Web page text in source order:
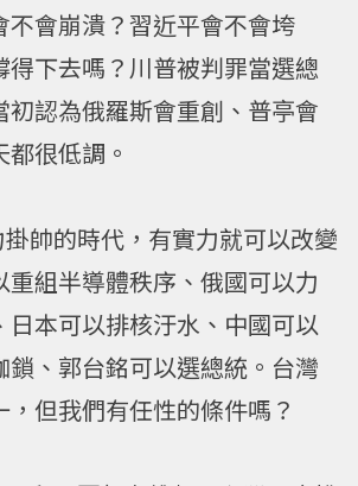
不會崩潰？習近平會不會垮
得下去嗎？川普被判罪當選總
初認為俄羅斯會重創、普亭會
很低調。
帥的時代，有實力就可以改變
重組半導體秩序、俄國可以力
日本可以排核汙水、中國可以
鎖、郭台銘可以選總統。台灣
但我們有任性的條件嗎？